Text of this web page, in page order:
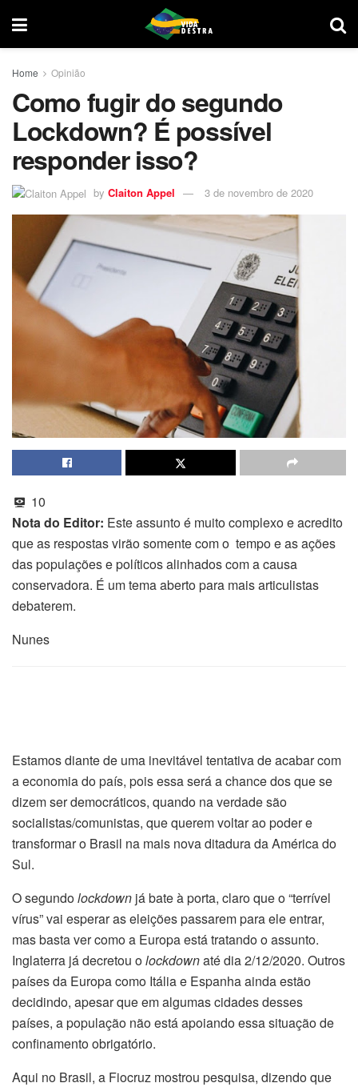
Home Opinião
Como fugir do segundo
Lockdown? É possível
responder isso?
by Claiton Appel 3 de novembro de 2020
10
Nota do Editor: Este assunto é muito complexo e acredito
que as respostas virão somente com o tempo e as ações
das populações e políticos alinhados com a causa
conservadora. É um tema aberto para mais articulistas
debaterem.
Nunes
Estamos diante de uma inevitável tentativa de acabar com
a economia do país, pois essa será a chance dos que se
dizem ser democráticos, quando na verdade são
socialistas/comunistas, que querem voltar ao poder e
transformar o Brasil na mais nova ditadura da América do
Sul.
O segundolockdown já bate à porta, claro que o “terrível
vírus” vai esperar as eleições passarem para ele entrar,
mas basta ver como a Europa está tratando o assunto.
Inglaterra já decretou olockdownaté dia 2/12/2020. Outros
países da Europa como Itália e Espanha ainda estão
decidindo, apesar que em algumas cidades desses
países, a população não está apoiando essa situação de
confinamento obrigatório.
Aqui no Brasil, a Fiocruz mostrou pesquisa, dizendo que